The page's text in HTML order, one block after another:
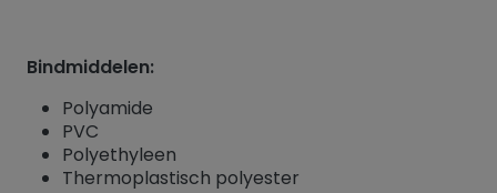
Bindmiddelen:
Polyamide
PVC
Polyethyleen
Thermoplastisch polyester